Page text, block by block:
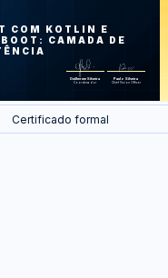
COM KOTLIN E
CAMADA DE
Guilherme Silveira
Coordenador
Paulo Silveira
Chief Vision Officer
Certificado formal